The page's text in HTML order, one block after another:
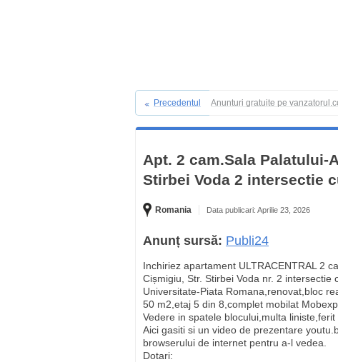
Precedentul Anunturi gratuite pe
Apt. 2 cam.Sala Palatului-
Stirbei Voda 2 intersectie
Romania Data publicari: Aprilie 23, 2026
Anunț sursă: Publi24
Inchiriez apartament ULTRACENTRAL 2
Cișmigiu, Str. Stirbei Voda nr. 2
Universitate-Piata Romana,renovat,bloc
50 m2,etaj 5 din 8,complet mobilat
Vedere in spatele blocului,multa
Aici gasiti si un video de prezentare
browserului de internet pentru a-l vedea.
Dotari: